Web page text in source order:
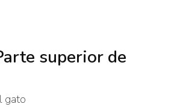
superior de
gato